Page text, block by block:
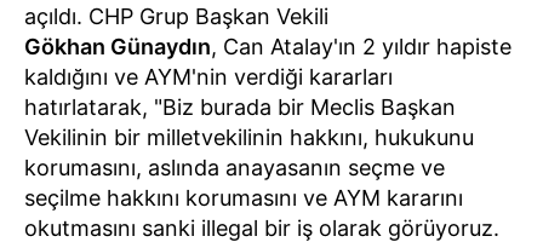
açıldı. CHP Grup Başkan Vekili
Gökhan Günaydın, Can Atalay'ın 2 yıldır hapiste
kaldığını ve AYM'nin verdiği kararları
hatırlatarak, "Biz burada bir Meclis Başkan
Vekilinin bir milletvekilinin hakkını, hukukunu
korumasını, aslında anayasanın seçme ve
seçilme hakkını korumasını ve AYM kararını
okutmasını sanki illegal bir iş olarak görüyoruz.